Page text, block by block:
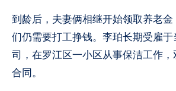
到龄后，夫妻俩相继开始领取养老
们仍需要打工挣钱。李珀长期受雇
司，在罗江区一小区从事保洁工作
合同。